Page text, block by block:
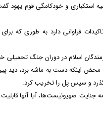
استکباری و خودکامگی قوم
فراوانی دارد به طوری که
اسلام در دوران جنگ
به محض اینکه دست به ماشه برد،
و سپس پل را تخریب کرد.
صهیونیست‌ها، آیا آنها قابلیت